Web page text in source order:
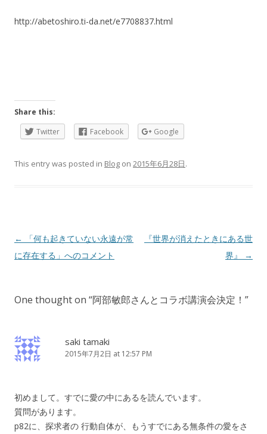
http://abetoshiro.ti-da.net/e7708837.html
Share this:
Twitter
Facebook Google
This entry was posted in Blog on 2015年6月28日.
Post
navigation
←
「何も起きていない永遠が常
に存在する」へのコメント
『世界が消えたときにある世
界』
→
One thought on “阿部敏郎さんとコラボ講演会決定！ ”
saki tamaki
2015年7月2日 at 12:57 PM
初めまして。すでに愛の中にあるを読んでいます。
質問があります。
p82に、探求者の 行動自体が、もうすでにある無条件の愛をさ